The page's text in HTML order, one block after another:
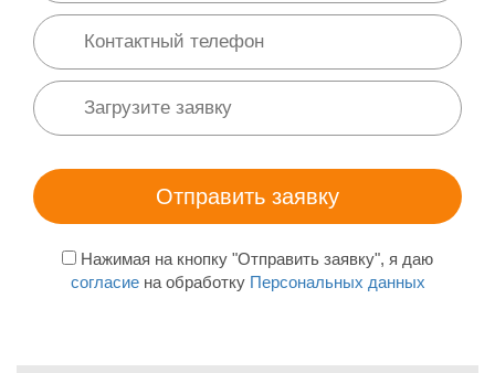
Нажимая на кнопку "Отправить заявку", я даю
согласиена обработку Персональных данных